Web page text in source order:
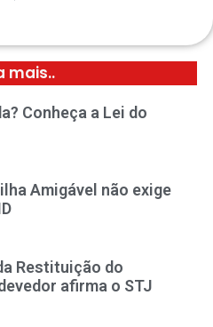
mais..
Conheça a Lei do
Amigável não exige
Restituição do
afirma o STJ